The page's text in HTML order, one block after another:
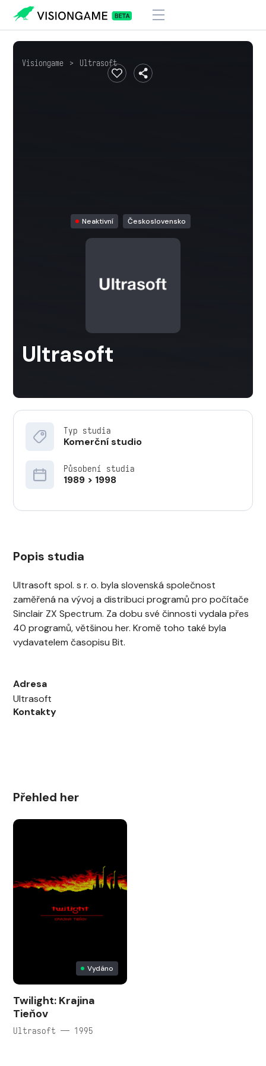
Visiongame > Ultrasoft
Neaktivní Československo
Ultrasoft
Typ studia
Komerční studio
Působení studia
1989 > 1998
Popis studia
Ultrasoft spol. s r. o. byla slovenská společnost
zaměřená na vývoj a distribuci programů pro počítače
Sinclair ZX Spectrum. Za dobu své činnosti vydala přes
40 programů, většinou her. Kromě toho také byla
vydavatelem časopisu Bit.
Adresa
Ultrasoft
Kontakty
Přehled her
Vydáno
Twilight: Krajina
Tieňov
Ultrasoft — 1995